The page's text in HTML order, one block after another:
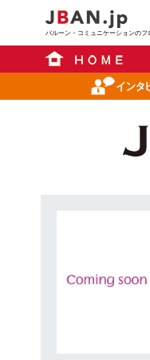
バルーン・コミュニケーションのフ